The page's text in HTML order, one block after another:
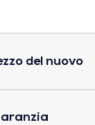
del nuovo